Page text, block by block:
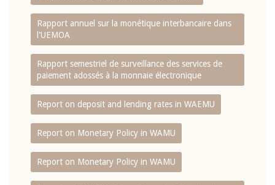
Rapport annuel sur la monétique interbancaire dans
l'UEMOA
Rapport semestriel de surveillance des services de
paiement adossés à la monnaie électronique
Report on deposit and lending rates in WAEMU
Report on Monetary Policy in WAMU
Report on Monetary Policy in WAMU